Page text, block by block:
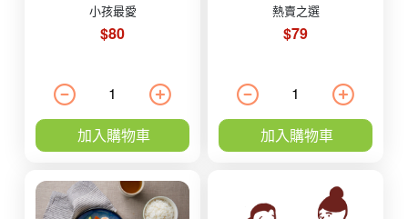
小孩最愛
$80
加入購物車
熱賣之選
$79
加入購物車